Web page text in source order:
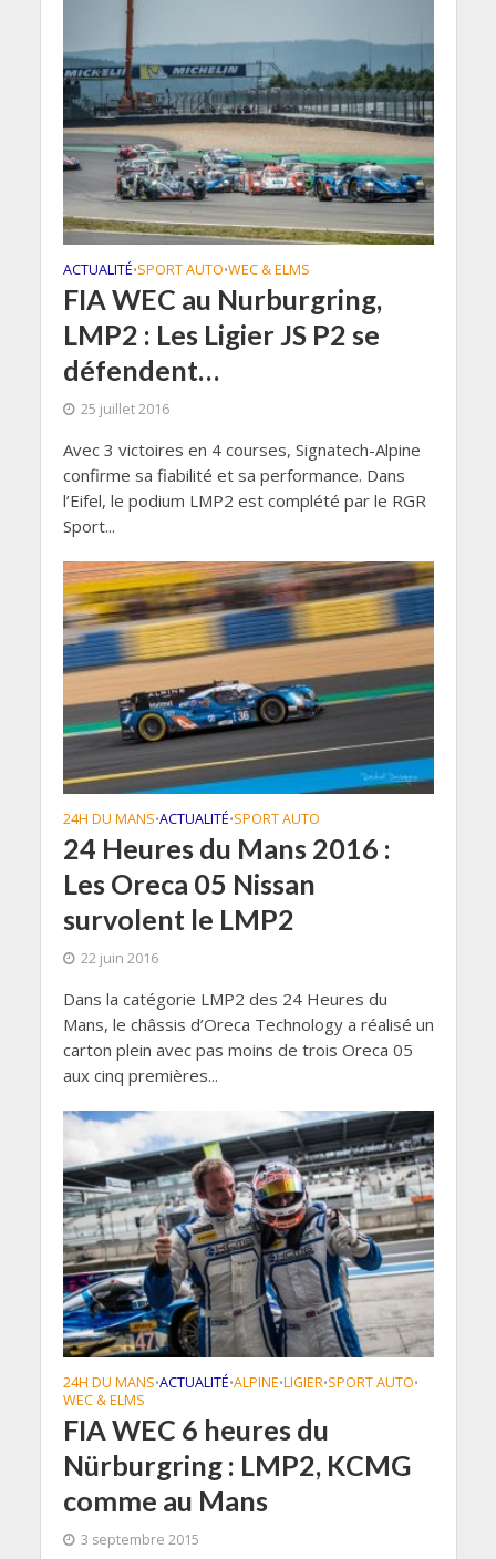
ACTUALITÉ•SPORT AUTO•WEC & ELMS
FIA WEC au Nurburgring,
LMP2 : Les Ligier JS P2 se
défendent…
25 juillet 2016
Avec 3 victoires en 4 courses, Signatech-Alpine
confirme sa fiabilité et sa performance. Dans
l’Eifel, le podium LMP2 est complété par le RGR
Sport...
24H DU MANS•ACTUALITÉ•SPORT AUTO
24 Heures du Mans 2016 :
Les Oreca 05 Nissan
survolent le LMP2
22 juin 2016
Dans la catégorie LMP2 des 24 Heures du
Mans, le châssis d’Oreca Technology a réalisé un
carton plein avec pas moins de trois Oreca 05
aux cinq premières...
24H DU MANS•ACTUALITÉ•ALPINE•LIGIER•SPORT AUTO•
WEC & ELMS
FIA WEC 6 heures du
Nürburgring : LMP2, KCMG
comme au Mans
3 septembre 2015